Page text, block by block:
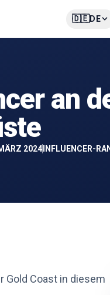
🇩🇪DE
an
2024 INFLUENCER-
Gold Coast in diesem